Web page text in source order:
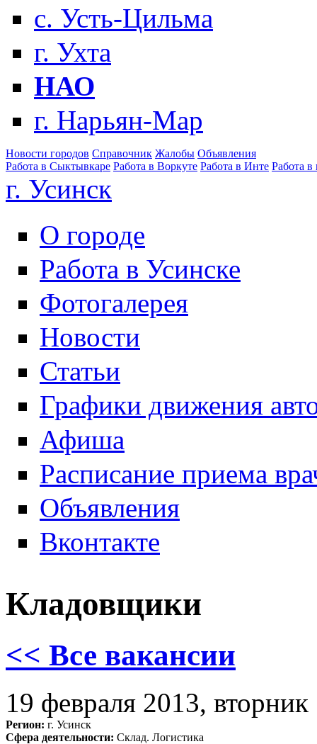
с. Усть-Цильма
г. Ухта
НАО
г. Нарьян-Мар
Новости городов Справочник Жалобы Объявления
Работа в Сыктывкаре Работа в Воркуте Работа в Инте Работа в
г. Усинск
О городе
Работа в Усинске
Фотогалерея
Новости
Статьи
Графики движения
Афиша
Расписание приема
Объявления
Вконтакте
Кладовщики
<< Все вакансии
19 февраля 2013, вторник
Регион: г. Усинск
Сфера деятельности: Склад. Логистика